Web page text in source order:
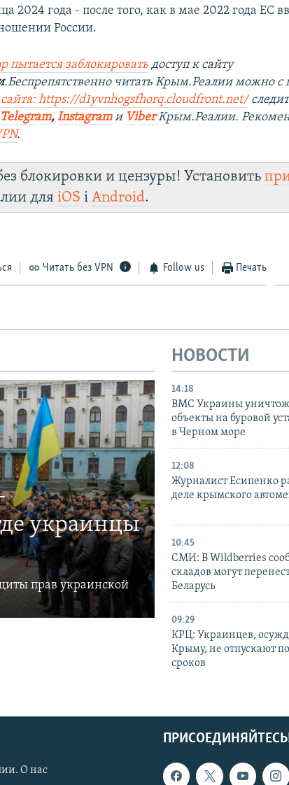
2024 года - после того, как в мае 2022 года ЕС
России.
пытается заблокировать доступ к сайту
.Беспрепятственно читать Крым.Реалии можно
сайта: https://d1yvnhogsfhorq.cloudfront.net/
Telegram,Instagramи Viber Крым.Реалии.
.
блокировки и цензуры! Установить
дляiOS іAndroid.
Читать без VPN Follow us Печать
украинцы
прав украинской
НОВОСТИ
14:18
ВМС Украины
объекты на буровой
в Черном море
12:08
Журналист Есипенко
деле крымского
10:45
СМИ: В Wildberries
складов могут
Беларусь
09:29
КРЦ: Украинцев,
Крыму, не отпускают
сроков
О нас